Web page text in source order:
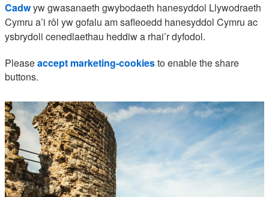
Cadwyw gwasanaeth gwybodaeth hanesyddol Llywodraeth
Cymru a’i rôl yw gofalu am safleoedd hanesyddol Cymru ac
ysbrydoli cenedlaethau heddiw a rhai’r dyfodol.
Pleaseaccept marketing-cookiesto enable the share
buttons.